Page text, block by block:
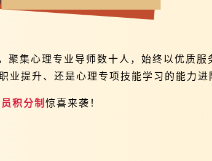
集心理专业导师数十人，始终以优质
提升、还是心理专项技能学习的能力
积分制 惊喜来袭！